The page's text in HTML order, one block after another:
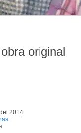
original
2014